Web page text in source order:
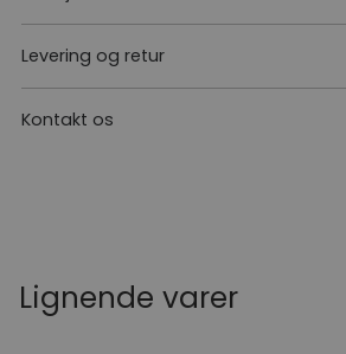
Levering og retur
Kontakt os
Lignende varer